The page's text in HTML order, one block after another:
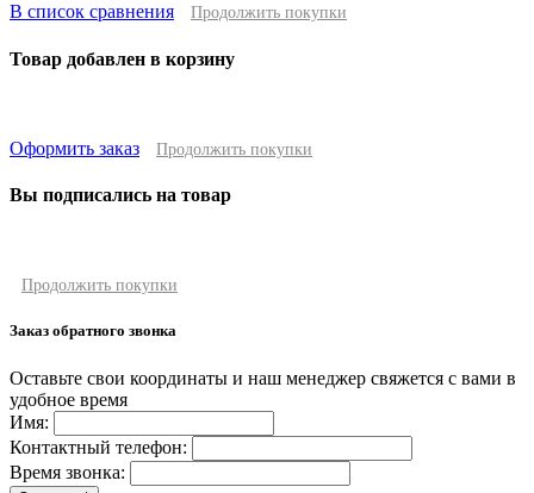
В список сравнения Продолжить покупки
Товар добавлен в корзину
Оформить заказ Продолжить покупки
Вы подписались на товар
Продолжить покупки
Заказ обратного звонка
Оставьте свои координаты и наш менеджер свяжется с вами в
удобное время
Имя:
Контактный телефон:
Время звонка: